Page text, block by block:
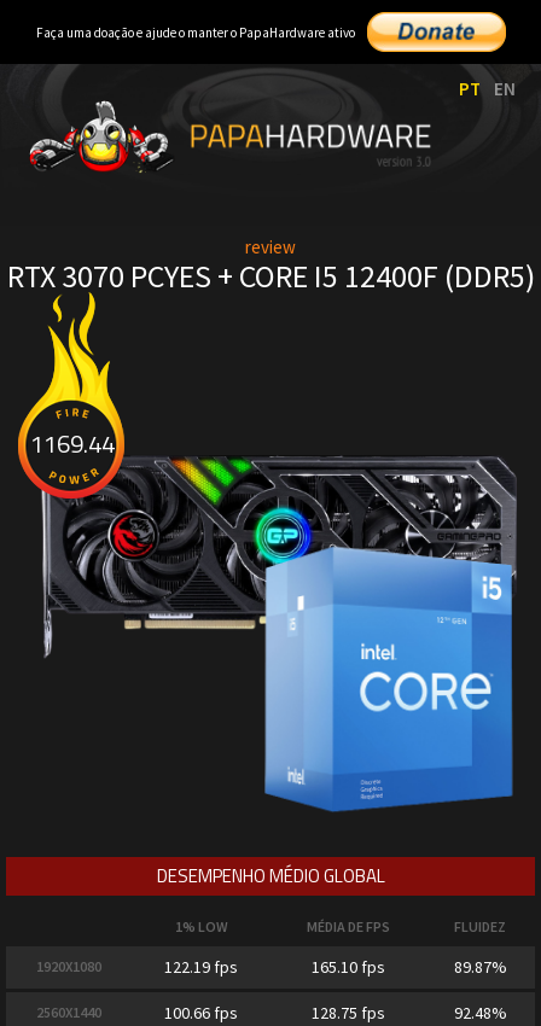
Faça uma doação e ajude o manter o PapaHardware ativo
PT EN
review
RTX 3070 PCYES + CORE I5 12400F (DDR5)
1169.44
DESEMPENHO MÉDIO GLOBAL
1% LOW MÉDIA DE FPS FLUIDEZ
1920X1080 122.19 fps 165.10 fps 89.87%
2560X1440 100.66 fps 128.75 fps 92.48%